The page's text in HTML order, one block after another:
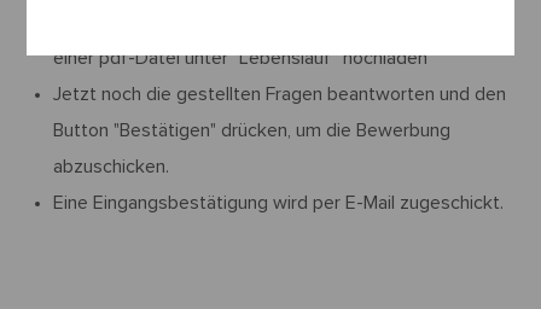
einer pdf-Datei unter "Lebenslauf" hochladen
Jetzt noch die gestellten Fragen beantworten und den
Button "Bestätigen" drücken, um die Bewerbung
abzuschicken.
Eine Eingangsbestätigung wird per E-Mail zugeschickt.